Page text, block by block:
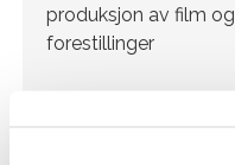
produksjon av film og
forestillinger